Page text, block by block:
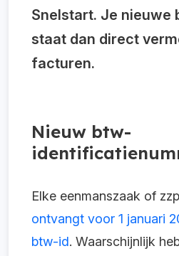
Snelstart. Je nieuwe
staat dan direct
facturen.
Nieuw btw-
Elke eenmanszaak of
ontvangt voor 1 januari
btw-id. Waarschijnlijk